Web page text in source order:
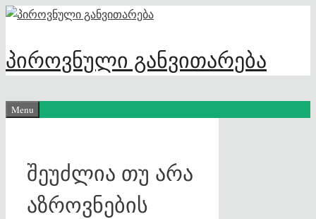
Skip
content
პიროვნული განვითარება
Menu
შეუძლია თუ არა
აზროვნების